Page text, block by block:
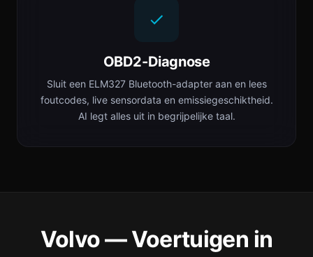
OBD2-Diagnose
Sluit een ELM327 Bluetooth-adapter aan en lees
foutcodes, live sensordata en emissiegeschiktheid.
AI legt alles uit in begrijpelijke taal.
Volvo — Voertuigen in